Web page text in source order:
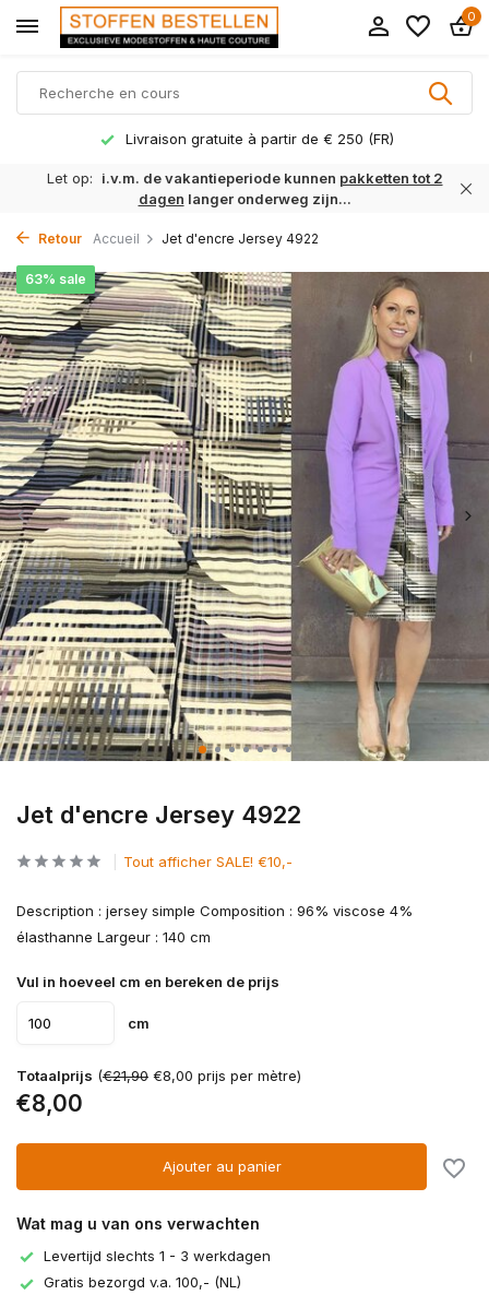
0
Livraison gratuite à partir de € 250 (FR)
Let op: i.v.m. de vakantieperiode kunnen pakketten tot 2
dagen langer onderweg zijn...
Retour Accueil Jet d'encre Jersey 4922
Jet d'encre Jersey 4922
63% sale
Tout afficher SALE! €10,-
Description : jersey simple Composition : 96% viscose 4%
élasthanne Largeur : 140 cm
Vul in hoeveel cm en bereken de prijs
cm
Totaalprijs (€21,90 €8,00 prijs per mètre)
€8,00
Ajouter au panier
Wat mag u van ons verwachten
Levertijd slechts 1 - 3 werkdagen
Gratis bezorgd v.a. 100,- (NL)